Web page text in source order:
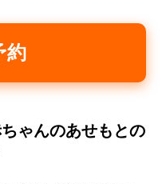
約
ゃんのあせもとの